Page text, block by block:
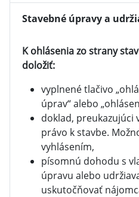
Stavebné úpravy a
K ohlásenia zo strany
doložiť:
vyplnené tlačivo
úprav“ alebo
doklad, preukazujúci
právo k stavbe.
vyhlásením,
písomnú dohodu s
úpravu alebo
uskutočňovať